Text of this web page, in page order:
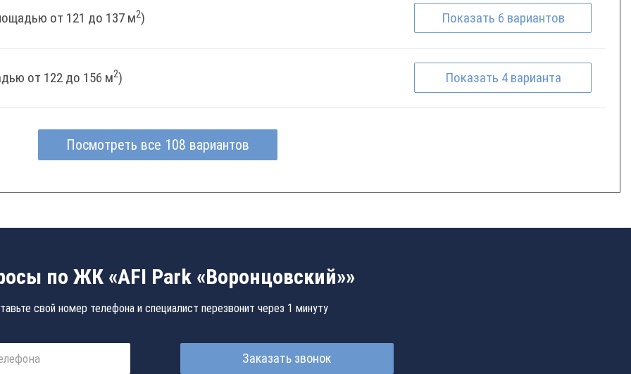
от 121 до 137 м2) Показать 6 вариантов
от 122 до 156 м2) Показать 4 варианта
Посмотреть все 108 вариантов
по ЖК «AFI Park «Воронцовский»»
свой номер телефона и специалист перезвонит через 1 минуту
Заказать звонок